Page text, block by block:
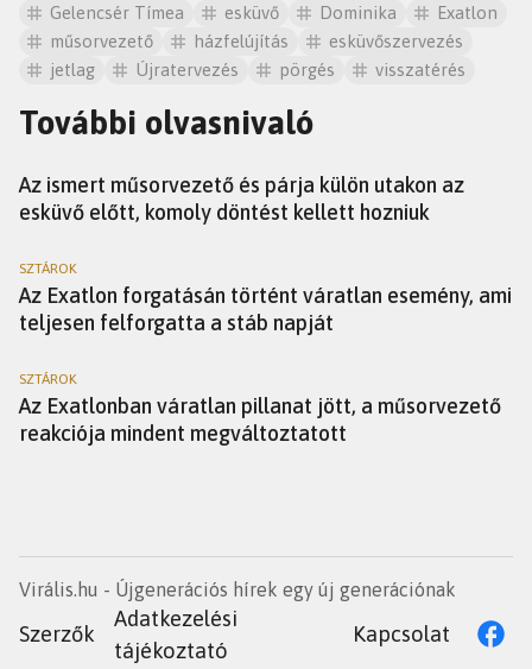
Gelencsér Tímea esküvő Dominika
Exatlon
műsorvezető
házfelújítás
esküvőszervezés
jetlag
Újratervezés pörgés visszatérés
További olvasnivaló
Az ismert műsorvezető és párja külön utakon az
esküvő előtt, komoly döntést kellett hozniuk
SZTÁROK
Az Exatlon forgatásán történt váratlan esemény, ami
teljesen felforgatta a stáb napját
SZTÁROK
Az Exatlonban váratlan pillanat jött, a műsorvezető
reakciója mindent megváltoztatott
Virális.hu - Újgenerációs hírek egy új generációnak
Szerzők
Adatkezelési
tájékoztató
Kapcsolat